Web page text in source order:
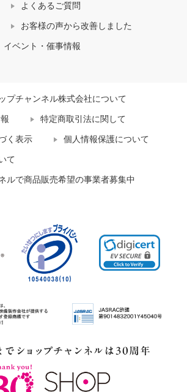
よくあるご質問
お客様の声から改善しました
イベント・催事情報
プチャンネル株式会社について
特定商取引法に関して
く表示 個人情報保護について
て
ルで商品販売希望の事業者募集中